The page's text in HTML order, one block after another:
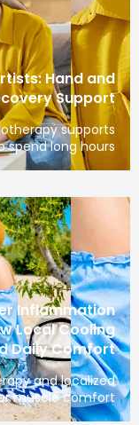
Hand and
Support
supports
spend long hours
Inflammation
Local Cooling
Daily Comfort
and localized
muscle comfort